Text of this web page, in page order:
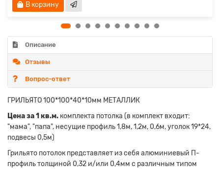
В корзину
Описание
Отзывы
Вопрос-ответ
ГРИЛЬЯТО 100*100*40*10мм МЕТАЛЛИК
Цена за 1 кв.м. комплекта потолка (в комплект входит:
"мама", "папа", несущие профиль 1,8м, 1,2м, 0,6м, уголок 19*24,
подвесы 0,5м)
Грильято потолок представляет из себя алюминиевый П-
профиль толщиной 0,32 и/или 0,4мм с различным типом